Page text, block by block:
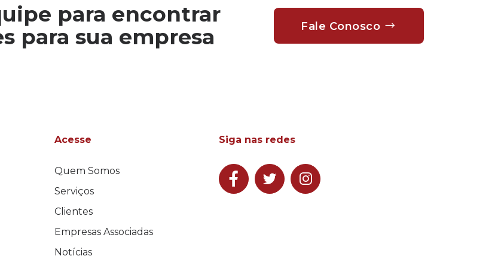
para encontrar
para sua empresa
Fale Conosco
Acesse
Quem Somos
Serviços
Clientes
Empresas Associadas
Notícias
Siga nas redes